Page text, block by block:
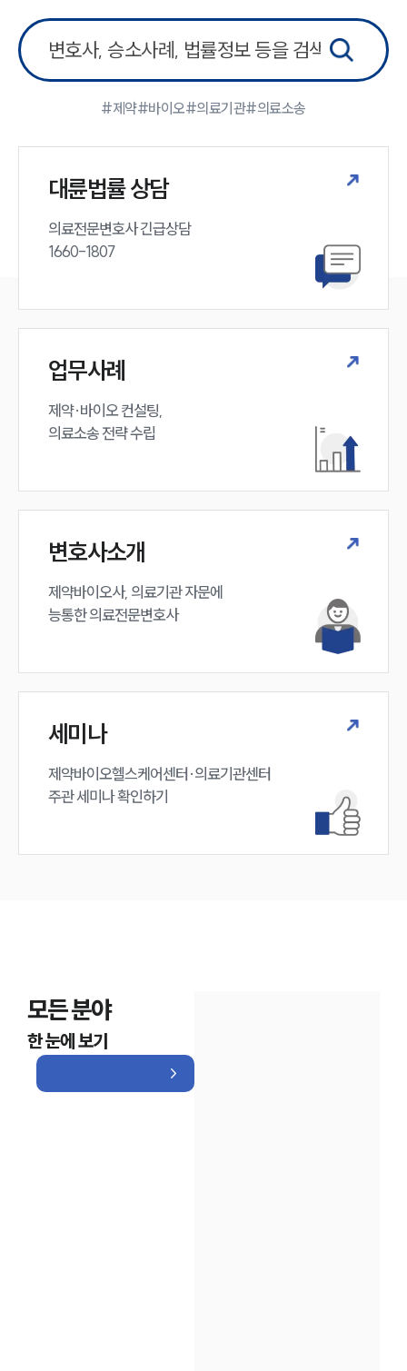
주요 업무사례
사례분석/최신동향
법률정보
고객후기
전체
의료전문변호사
뉴스레터/브로슈어
세미나
대륜법률상담예약
#제약#바이오#의료기관#의료소송
대륜법률 상담
의료전문변호사 긴급상담
1660-1807
업무사례
제약·바이오 컨설팅,
의료소송 전략 수립
변호사소개
제약바이오사, 의료기관 자문에
능통한 의료전문변호사
세미나
제약바이오헬스케어센터·의료기관센터
주관 세미나 확인하기
모든 분야
한 눈에 보기